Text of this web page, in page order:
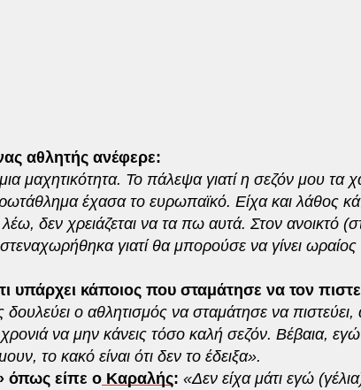
αθλητής ανέφερε:
μαχητικότητα. Το πάλεψα γιατί η σεζόν μου τα
έχασα το ευρωπαϊκό. Είχα και λάθος
δεν χρειάζεται να τα πω αυτά. Στον ανοικτό
γιατί θα μπορούσε να γίνει
υπάρχει κάποιος που σταμάτησε να τον
ο αθλητισμός να σταμάτησε να πιστεύει,
να μην κάνεις τόσο καλή σεζόν. Βέβαια,
το κακό είναι ότι δεν το έδειξα».
όπως είπε ο Καραλής: «Δεν είχα μάτι εγώ